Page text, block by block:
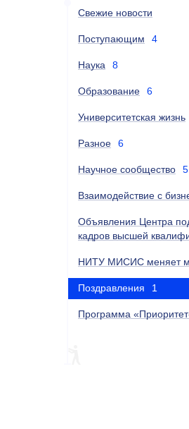
Свежие новости
Поступающим 4
Наука 8
Образование 6
Университетская жизнь
Разное 6
Научное сообщество 5
Взаимодействие с
Объявления Центра
кадров высшей
НИТУ МИСИС меняет
Поздравления 1
Программа